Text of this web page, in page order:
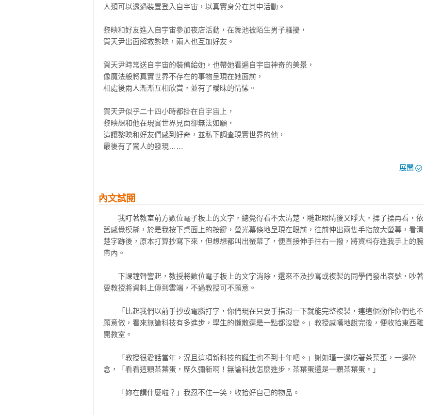
人類可以透過裝置登入自宇宙，以真實身分在其中活動。
黎映和好友進入自宇宙參加夜店活動，在舞池被陌生男子騷擾，
賀天尹出面解救黎映，兩人也互加好友。
賀天尹時常送自宇宙的裝備給她，也帶她看遍自宇宙神奇的美景，
像魔法般將真實世界不存在的事物呈現在她面前，
相處後兩人漸漸互相欣賞，並有了曖昧的情愫。
賀天尹似乎二十四小時都掛在自宇宙上，
黎映想和他在現實世界見面卻無法如願，
這讓黎映和好友們感到好奇，並私下調查現實世界的他，
最後有了驚人的發現……
展開
內文試閱
我盯著教室前方數位電子板上的文字，總覺得看不太清楚，瞇起眼睛後又睜大，揉了揉再看，依
舊感覺模糊，於是我按下桌面上的按鍵，螢光幕倏地呈現在眼前，往前伸出兩隻手指放大螢幕，看清
楚字跡後，原本打算抄寫下來，但想想都叫出螢幕了，便直接伸手往右一撥，將資料存進我手上的腕
帶內。
下課鐘聲響起，教授將數位電子板上的文字消除，還來不及抄寫或複製的同學們發出哀號，吵著
要教授將資料上傳到雲端，不過教授可不願意。
「比起我們以前手抄或電腦打字，你們現在只要手指滑一下就能完整複製，連這個動作你們也不
願意做，看來無論科技有多進步，學生的懶散還是一點都沒變。」教授感嘆地說完後，便收拾東西離
開教室。
「教授很愛話當年，況且這項新科技的誕生也不到十年吧。」謝如瑾一邊吃著茶葉蛋，一邊碎
念，「看看這顆茶葉蛋，歷久彌新啊！無論科技怎麼進步，茶葉蛋還是一顆茶葉蛋。」
「妳在講什麼啦？」我忍不住一笑，收拾好自己的物品。